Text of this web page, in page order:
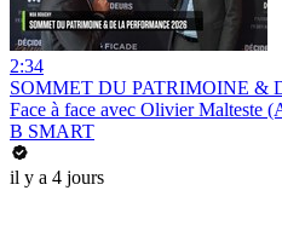
2:34
SOMMET DU PATRIMOINE &
Face à face avec Olivier Malteste
B SMART
il y a 4 jours